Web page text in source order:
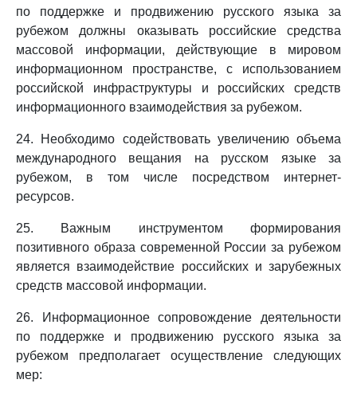
по поддержке и продвижению русского языка за
рубежом должны оказывать российские средства
массовой информации, действующие в мировом
информационном пространстве, с использованием
российской инфраструктуры и российских средств
информационного взаимодействия за рубежом.
24. Необходимо содействовать увеличению объема
международного вещания на русском языке за
рубежом, в том числе посредством интернет-
ресурсов.
25. Важным инструментом формирования
позитивного образа современной России за рубежом
является взаимодействие российских и зарубежных
средств массовой информации.
26. Информационное сопровождение деятельности
по поддержке и продвижению русского языка за
рубежом предполагает осуществление следующих
мер: